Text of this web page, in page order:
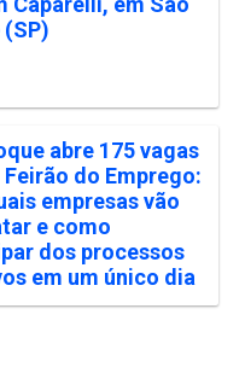
(SP)
abre 175 vagas
Feirão do Emprego:
empresas vão
e como
dos processos
em um único dia